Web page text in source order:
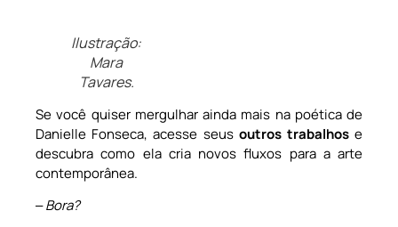
Ilustração:
Mara
Tavares.
Se você quiser mergulhar ainda mais na poética de
Danielle Fonseca, acesse seus outros trabalhose
descubra como ela cria novos fluxos para a arte
contemporânea.
‒Bora?